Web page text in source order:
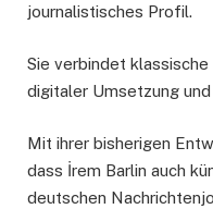
journalistisches Profil.
Sie verbindet
digitaler Umsetzung
Mit ihrer bisherigen
dass İrem Barlin auch
deutschen